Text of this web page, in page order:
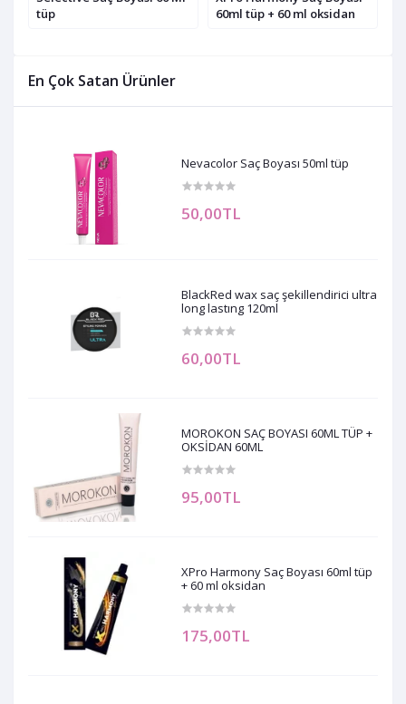
En Çok Satan Ürünler
Nevacolor Saç Boyası 50ml tüp
50,00TL
BlackRed wax saç şekillendirici ultra
long lastıng 120ml
60,00TL
MOROKON SAÇ BOYASI 60ML TÜP +
OKSİDAN 60ML
95,00TL
XPro Harmony Saç Boyası 60ml tüp
+ 60 ml oksidan
175,00TL
tüp
60ml tüp + 60 ml oksidan